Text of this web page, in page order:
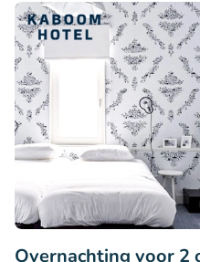
Overnachting voor